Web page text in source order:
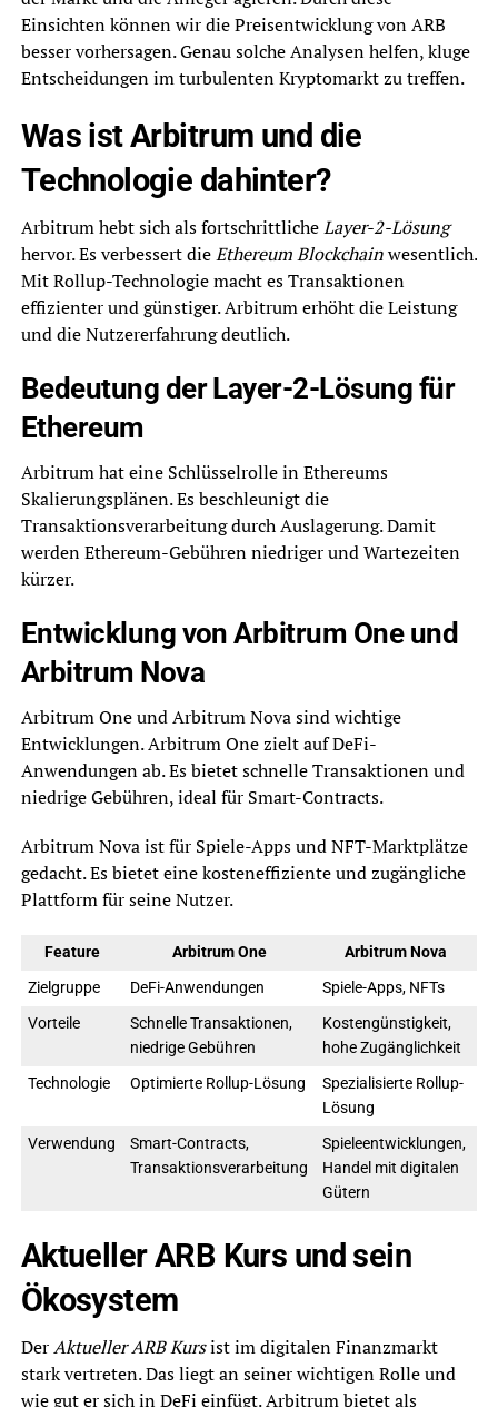
Einsichten können wir die Preisentwicklung von ARB
besser vorhersagen. Genau solche Analysen helfen, kluge
Entscheidungen im turbulenten Kryptomarkt zu treffen.
Was ist Arbitrum und die
Technologie dahinter?
Arbitrum hebt sich als fortschrittlicheLayer-2-Lösung
hervor. Es verbessert dieEthereum Blockchainwesentlich.
Mit Rollup-Technologie macht es Transaktionen
effizienter und günstiger. Arbitrum erhöht die Leistung
und die Nutzererfahrung deutlich.
Bedeutung der Layer-2-Lösung für
Ethereum
Arbitrum hat eine Schlüsselrolle in Ethereums
Skalierungsplänen. Es beschleunigt die
Transaktionsverarbeitung durch Auslagerung. Damit
werden Ethereum-Gebühren niedriger und Wartezeiten
kürzer.
Entwicklung von Arbitrum One und
Arbitrum Nova
Arbitrum One und Arbitrum Nova sind wichtige
Entwicklungen. Arbitrum One zielt auf DeFi-
Anwendungen ab. Es bietet schnelle Transaktionen und
niedrige Gebühren, ideal für Smart-Contracts.
Arbitrum Nova ist für Spiele-Apps und NFT-Marktplätze
gedacht. Es bietet eine kosteneffiziente und zugängliche
Plattform für seine Nutzer.
Feature Arbitrum One
Arbitrum Nova
Zielgruppe
DeFi-Anwendungen
Spiele-Apps, NFTs
Vorteile
Schnelle Transaktionen,
niedrige Gebühren
Kostengünstigkeit,
hohe Zugänglichkeit
Technologie
Optimierte Rollup-Lösung
Spezialisierte Rollup-
Lösung
Verwendung
Smart-Contracts,
Transaktionsverarbeitung
Spieleentwicklungen,
Handel mit digitalen
Gütern
Aktueller ARB Kurs und sein
Ökosystem
DerAktueller ARB Kursist im digitalen Finanzmarkt
stark vertreten. Das liegt an seiner wichtigen Rolle und
wie gut er sich in DeFi einfügt. Arbitrum bietet als